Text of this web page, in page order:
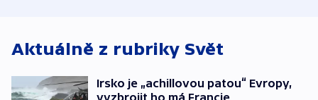
Aktuálně z rubriky Svět
Irsko je „achillovou patou“ Evropy,
vyzbrojit ho má Francie